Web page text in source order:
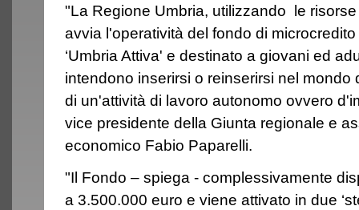
"La Regione Umbria, utilizzando le
avvia l'operatività del fondo di
‘Umbria Attiva' e destinato a giovani ed
intendono inserirsi o reinserirsi nel mondo
di un'attività di lavoro autonomo ovvero
vice presidente della Giunta regionale e
economico Fabio Paparelli.
"Il Fondo – spiega - complessivamente
a 3.500.000 euro e viene attivato in due